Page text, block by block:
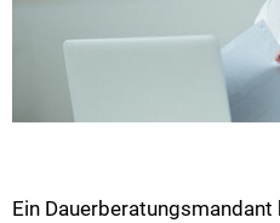
Ein